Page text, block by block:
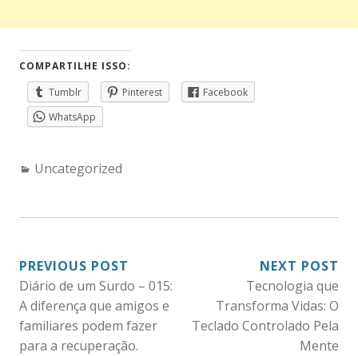
COMPARTILHE ISSO:
Tumblr
Pinterest
Facebook
WhatsApp
Categories:
Uncategorized
NAVEGAÇÃO
DE
POST
PREVIOUS POST
Diário de um Surdo – 015:
A diferença que amigos e
familiares podem fazer
para a recuperação.
NEXT POST
Tecnologia que
Transforma Vidas: O
Teclado Controlado Pela
Mente